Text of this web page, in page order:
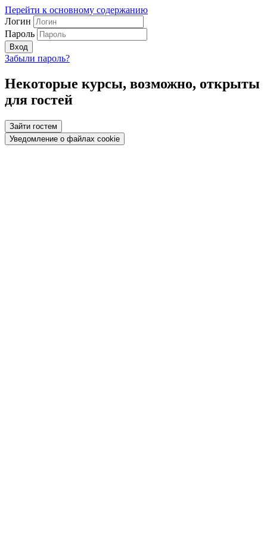
Перейти к основному содержанию
Логин
Пароль
Вход
Забыли пароль?
Некоторые курсы, возможно, открыты
для гостей
Зайти гостем
Уведомление о файлах cookie